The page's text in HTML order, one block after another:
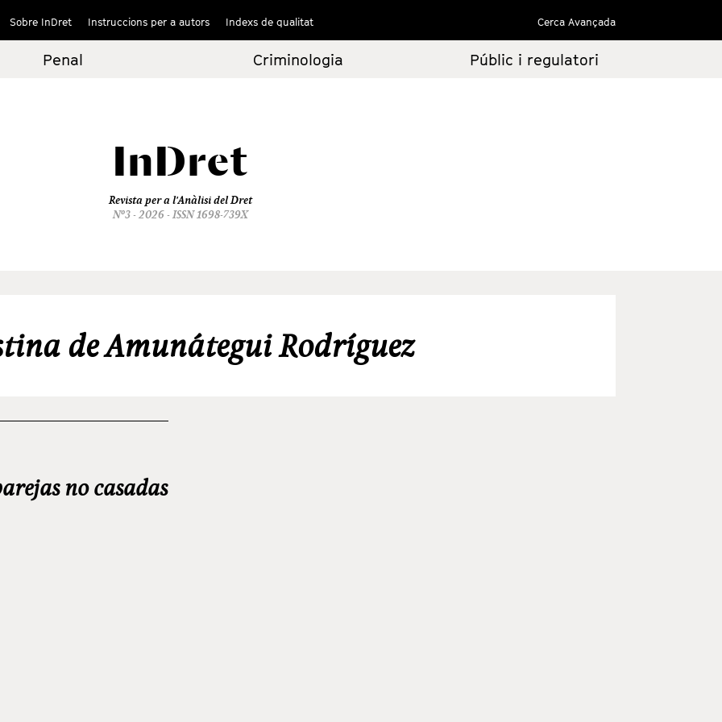
Sobre InDret Instruccions per a autors Indexs de qualitat Cerca Avançada
Penal Criminologia Públic i regulatori
InDret
Revista per a l'Anàlisi del Dret
Nº3 - 2026 - ISSN 1698-739X
de Amunátegui Rodríguez
no casadas